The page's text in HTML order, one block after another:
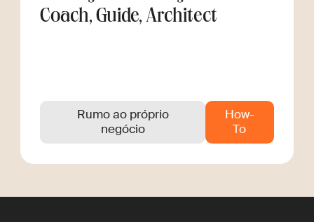
Coach, Guide, Architect
Rumo ao próprio
negócio
How-
To